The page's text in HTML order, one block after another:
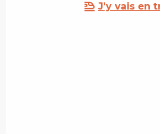
J'y vais en